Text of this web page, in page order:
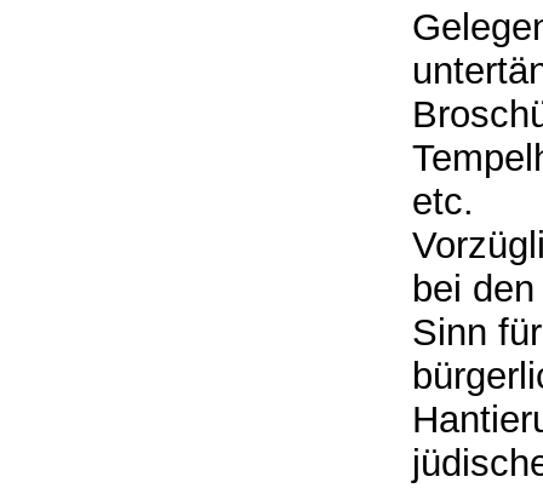
etc.
bei
Sinn